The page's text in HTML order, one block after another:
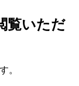
覧いただ
。